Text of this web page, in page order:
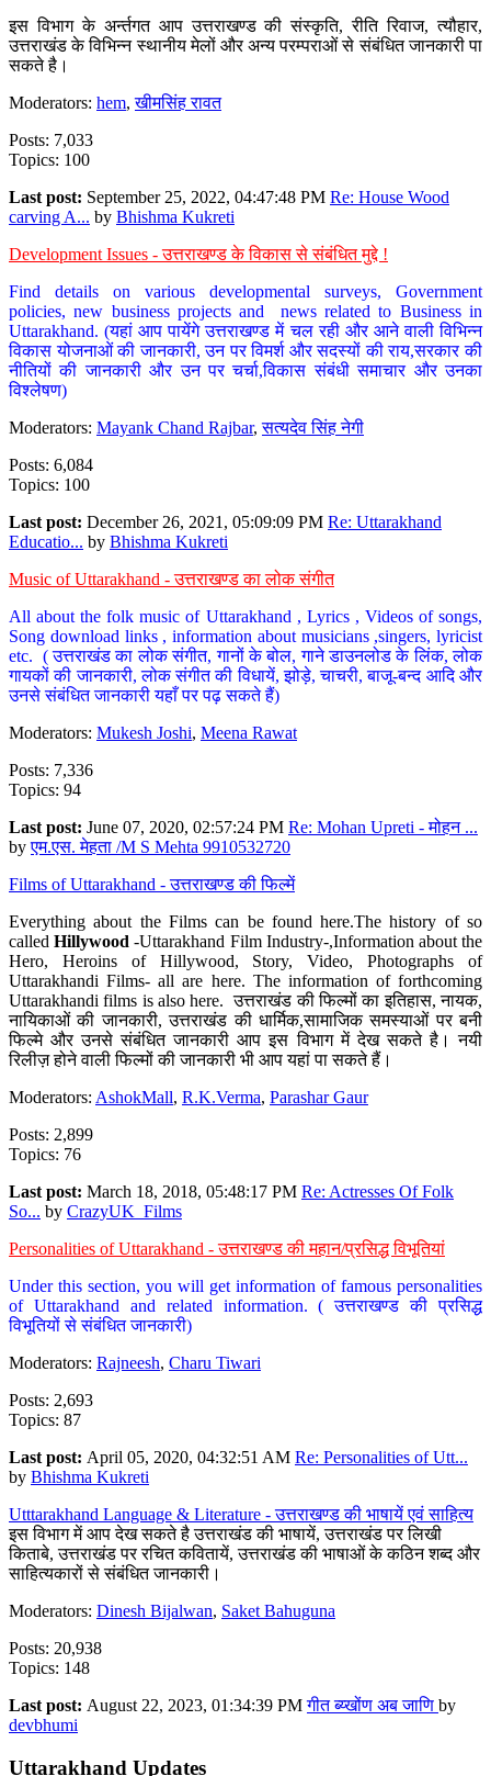
इस विभाग के अर्न्तगत आप उत्तराखण्ड की संस्कृति, रीति रिवाज, त्यौहार,
उत्तराखंड के विभिन्न स्थानीय मेलों और अन्य परम्पराओं से संबंधित जानकारी पा
सकते है।
Moderators: hem,खीमसिंह रावत
Posts: 7,033
Topics: 100
Last post: September 25, 2022, 04:47:48 PM Re: House Wood
carving A... by Bhishma Kukreti
Development Issues - उत्तराखण्ड के विकास से संबंधित मुद्दे !
Find details on various developmental surveys, Government
policies, new business projects and news related to Business in
Uttarakhand. (यहां आप पायेंगे उत्तराखण्ड में चल रही और आने वाली विभिन्न
विकास योजनाओं की जानकारी, उन पर विमर्श और सदस्यों की राय,सरकार की
नीतियों की जानकारी और उन पर चर्चा,विकास संबंधी समाचार और उनका
विश्लेषण)
Moderators: Mayank Chand Rajbar,सत्यदेव सिंह नेगी
Posts: 6,084
Topics: 100
Last post: December 26, 2021, 05:09:09 PM Re: Uttarakhand
Educatio... by Bhishma Kukreti
Music of Uttarakhand - उत्तराखण्ड का लोक संगीत
All about the folk music of Uttarakhand , Lyrics , Videos of songs,
Song download links , information about musicians ,singers, lyricist
etc. ( उत्तराखंड का लोक संगीत, गानों के बोल, गाने डाउनलोड के लिंक, लोक
गायकों की जानकारी, लोक संगीत की विधायें, झोड़े, चाचरी, बाजू-बन्द आदि और
उनसे संबंधित जानकारी यहाँ पर पढ़ सकते हैं)
Moderators: Mukesh Joshi, Meena Rawat
Posts: 7,336
Topics: 94
Last post: June 07, 2020, 02:57:24 PM Re: Mohan Upreti - मोहन ...
byएम.एस. मेहता /M S Mehta 9910532720
Films of Uttarakhand - उत्तराखण्ड की फिल्में
Everything about the Films can be found here.The history of so
calledHillywood-Uttarakhand Film Industry-,Information about the
Hero, Heroins of Hillywood, Story, Video, Photographs of
Uttarakhandi Films- all are here. The information of forthcoming
Uttarakhandi films is also here. उत्तराखंड की फिल्मों का इतिहास, नायक,
नायिकाओं की जानकारी, उत्तराखंड की धार्मिक,सामाजिक समस्याओं पर बनी
फिल्मे और उनसे संबंधित जानकारी आप इस विभाग में देख सकते है। नयी
रिलीज़ होने वाली फिल्मों की जानकारी भी आप यहां पा सकते हैं।
Moderators: AshokMall, R.K.Verma, Parashar Gaur
Posts: 2,899
Topics: 76
Last post: March 18, 2018, 05:48:17 PM Re: Actresses Of Folk
So... by CrazyUK_Films
Personalities of Uttarakhand - उत्तराखण्ड की महान/प्रसिद्ध विभूतियां
Under this section, you will get information of famous personalities
of Uttarakhand and related information. ( उत्तराखण्ड की प्रसिद्ध
विभूतियों से संबंधित जानकारी)
Moderators: Rajneesh, Charu Tiwari
Posts: 2,693
Topics: 87
Last post: April 05, 2020, 04:32:51 AM Re: Personalities of Utt...
by Bhishma Kukreti
Utttarakhand Language & Literature - उत्तराखण्ड की भाषायें एवं साहित्य
इस विभाग में आप देख सकते है उत्तराखंड की भाषायें, उत्तराखंड पर लिखी
किताबे, उत्तराखंड पर रचित कवितायें, उत्तराखंड की भाषाओं के कठिन शब्द और
साहित्यकारों से संबंधित जानकारी।
Moderators: Dinesh Bijalwan, Saket Bahuguna
Posts: 20,938
Topics: 148
Last post: August 22, 2023, 01:34:39 PMगीत ब्य्खोंण अब जाणि by
devbhumi
Uttarakhand Updates